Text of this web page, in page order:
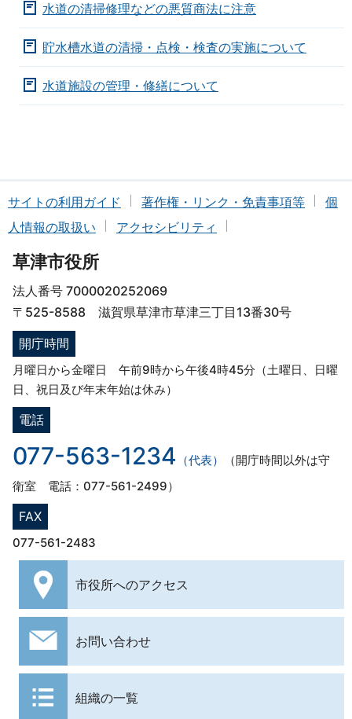
水道の清掃修理などの悪質商法に注意
貯水槽水道の清掃・点検・検査の実施について
水道施設の管理・修繕について
サイトの利用ガイド 著作権・リンク・免責事項等
個
人情報の取扱い
アクセシビリティ
草津市役所
法人番号 7000020252069
〒525-8588 滋賀県草津市草津三丁目13番30号
開庁時間
月曜日から金曜日 午前9時から午後4時45分（土曜日、日曜
日、祝日及び年末年始は休み）
電話
077-563-1234 （代表）
（開庁時間以外は守
衛室 電話：077-561-2499）
FAX
077-561-2483
市役所へのアクセス
お問い合わせ
組織の一覧